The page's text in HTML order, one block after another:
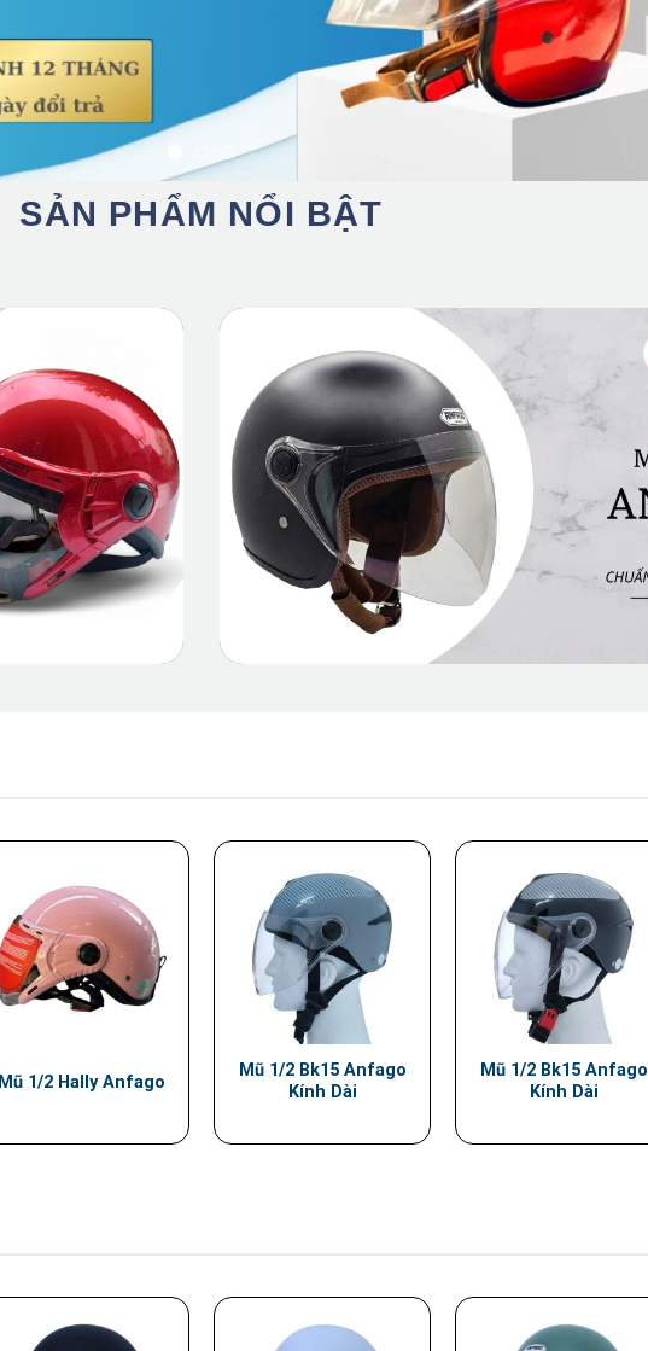
SẢN PHẨM NỔI BẬT
Mũ 1/2 Hally Anfago
Mũ 1/2 Bk15 Anfago
Kính Dài
Mũ 1/2 Bk15 Anfago
Kính Dài